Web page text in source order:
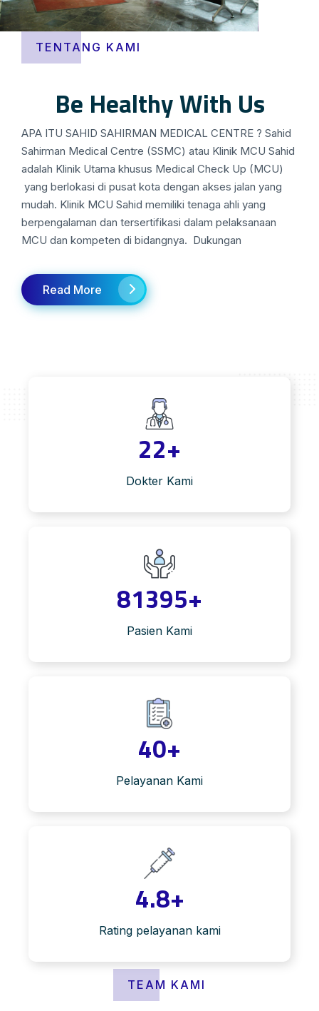
TENTANG KAMI
Be Healthy With Us
APA ITU SAHID SAHIRMAN MEDICAL CENTRE ? Sahid
Sahirman Medical Centre (SSMC) atau Klinik MCU Sahid
adalah Klinik Utama khusus Medical Check Up (MCU)
yang berlokasi di pusat kota dengan akses jalan yang
mudah. Klinik MCU Sahid memiliki tenaga ahli yang
berpengalaman dan tersertifikasi dalam pelaksanaan
MCU dan kompeten di bidangnya. Dukungan
Read More
22+
Dokter Kami
81395+
Pasien Kami
40+
Pelayanan Kami
4.8+
Rating pelayanan kami
TEAM KAMI